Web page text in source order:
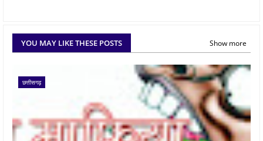
YOU MAY LIKE THESE POSTS Show more
छत्तीसगढ़